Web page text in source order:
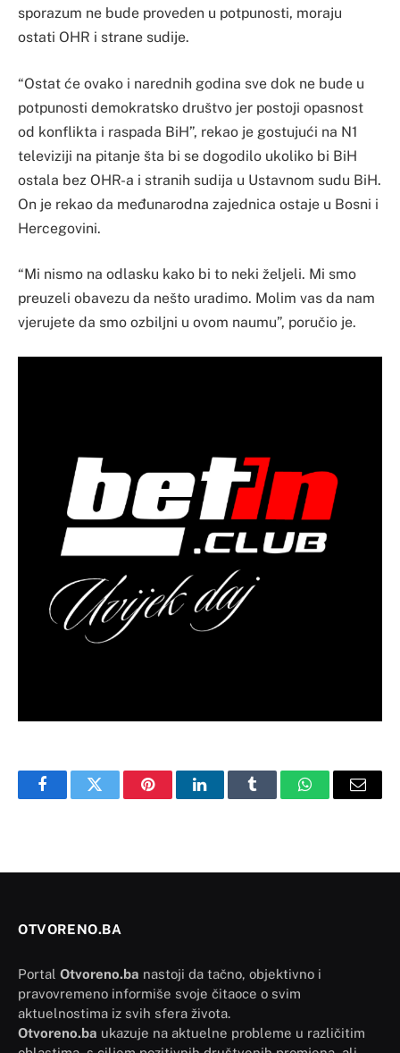
sporazum ne bude proveden u potpunosti, moraju
ostati OHR i strane sudije.
“Ostat će ovako i narednih godina sve dok ne bude u
potpunosti demokratsko društvo jer postoji opasnost
od konflikta i raspada BiH”, rekao je gostujući na N1
televiziji na pitanje šta bi se dogodilo ukoliko bi BiH
ostala bez OHR-a i stranih sudija u Ustavnom sudu BiH.
On je rekao da međunarodna zajednica ostaje u Bosni i
Hercegovini.
“Mi nismo na odlasku kako bi to neki željeli. Mi smo
preuzeli obavezu da nešto uradimo. Molim vas da nam
vjerujete da smo ozbiljni u ovom naumu”, poručio je.
FacebookTwitter PinterestLinkedInTumblr WhatsAppEmail
OTVORENO.BA
Portal Otvoreno.ba nastoji da tačno, objektivno i
pravovremeno informiše svoje čitaoce o svim
aktuelnostima iz svih sfera života.
Otvoreno.ba ukazuje na aktuelne probleme u različitim